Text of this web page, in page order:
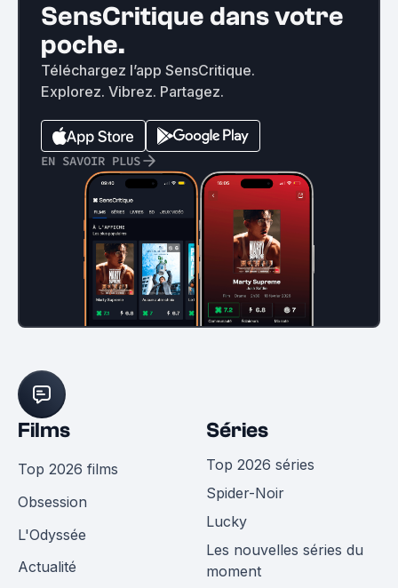
SensCritique dans votre
poche.
Téléchargez l’app SensCritique.
Explorez. Vibrez. Partagez.
EN SAVOIR PLUS
Films
Top 2026 films
Obsession
L'Odyssée
Actualité
Séries
Top 2026 séries
Spider-Noir
Lucky
Les nouvelles séries du
moment